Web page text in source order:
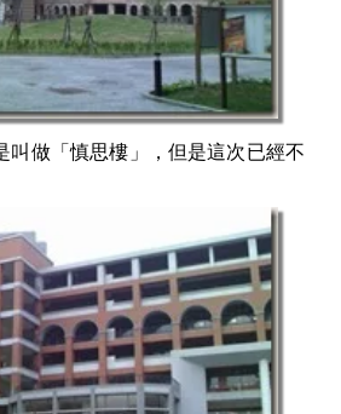
叫做「慎思樓」，但是這次已經不